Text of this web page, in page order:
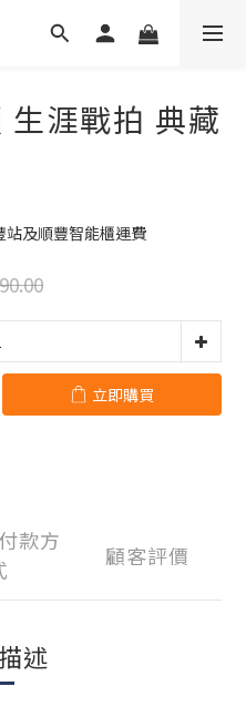
涯戰拍 典藏
及順豐智能櫃運費
立即購買
款方
顧客評價
述